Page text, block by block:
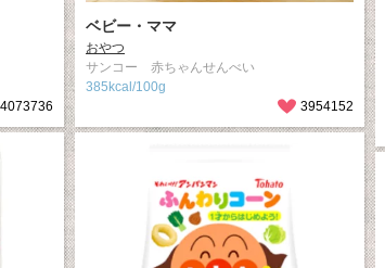
4073736
ベビー・ママ
おやつ
サンコー 赤ちゃんせんべい
385kcal/100g
3954152